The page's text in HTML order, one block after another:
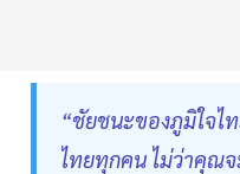
“ชัยชนะของภูมิใจไ
ไทยทุกคน ไม่ว่าคุณ